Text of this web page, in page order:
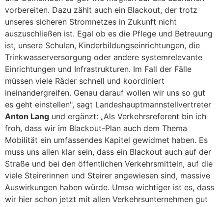
vorbereiten. Dazu zählt auch ein Blackout, der trotz
unseres sicheren Stromnetzes in Zukunft nicht
auszuschließen ist. Egal ob es die Pflege und Betreuung
ist, unsere Schulen, Kinderbildungseinrichtungen, die
Trinkwasserversorgung oder andere systemrelevante
Einrichtungen und Infrastrukturen. Im Fall der Fälle
müssen viele Räder schnell und koordiniert
ineinandergreifen. Genau darauf wollen wir uns so gut
es geht einstellen", sagt Landeshauptmannstellvertreter
Anton Lang und ergänzt: „Als Verkehrsreferent bin ich
froh, dass wir im Blackout-Plan auch dem Thema
Mobilität ein umfassendes Kapitel gewidmet haben. Es
muss uns allen klar sein, dass ein Blackout auch auf der
Straße und bei den öffentlichen Verkehrsmitteln, auf die
viele Steirerinnen und Steirer angewiesen sind, massive
Auswirkungen haben würde. Umso wichtiger ist es, dass
wir hier schon jetzt mit allen Verkehrsunternehmen gut